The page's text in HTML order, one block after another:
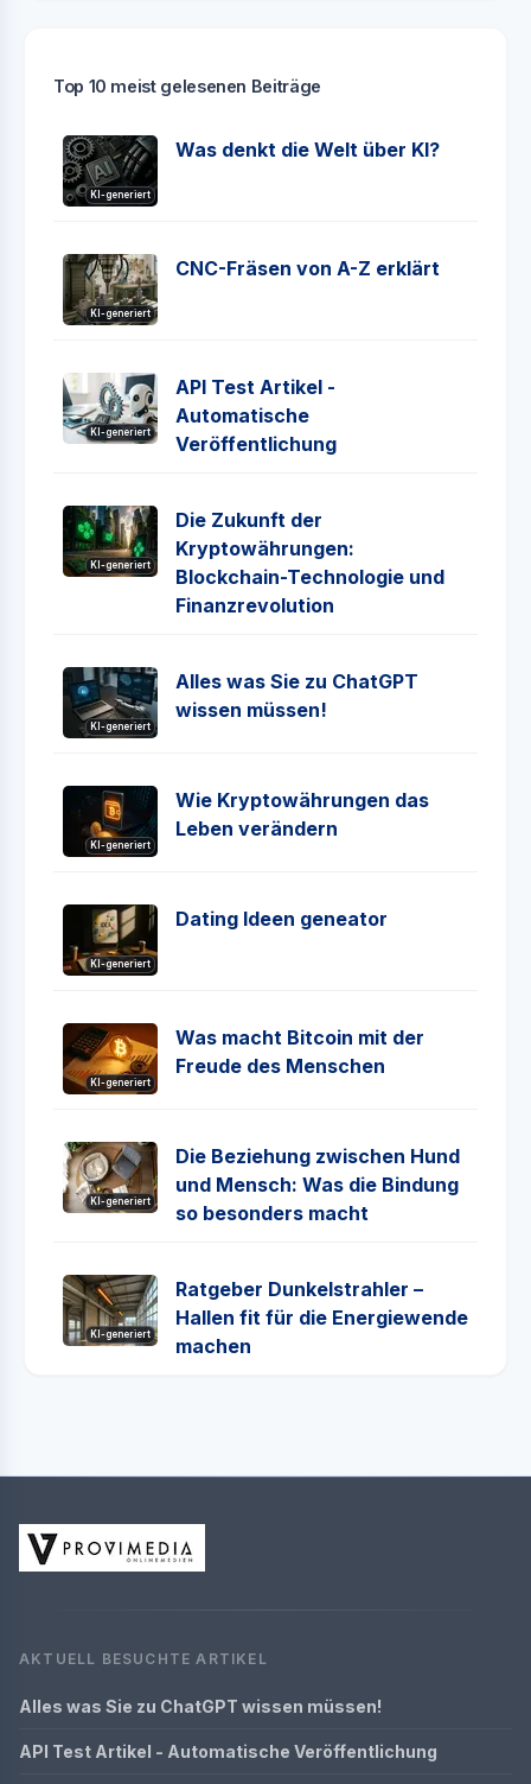
Top 10 meist gelesenen Beiträge
KI-generiert
Was denkt die Welt über KI?
KI-generiert
CNC-Fräsen von A-Z erklärt
KI-generiert
API Test Artikel -
Automatische
Veröffentlichung
KI-generiert
Die Zukunft der
Kryptowährungen:
Blockchain-Technologie und
Finanzrevolution
KI-generiert
Alles was Sie zu ChatGPT
wissen müssen!
KI-generiert
Wie Kryptowährungen das
Leben verändern
KI-generiert
Dating Ideen geneator
KI-generiert
Was macht Bitcoin mit der
Freude des Menschen
KI-generiert
Die Beziehung zwischen Hund
und Mensch: Was die Bindung
so besonders macht
KI-generiert
Ratgeber Dunkelstrahler –
Hallen fit für die Energiewende
machen
AKTUELL BESUCHTE ARTIKEL
Alles was Sie zu ChatGPT wissen müssen!
API Test Artikel - Automatische Veröffentlichung